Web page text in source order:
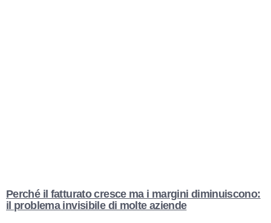
Perché il fatturato cresce ma i margini diminuiscono:
il problema invisibile di molte aziende